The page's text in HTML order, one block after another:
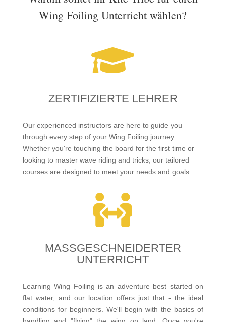
Wing Foiling Unterricht wählen?

ZERTIFIZIERTE LEHRER
Our experienced instructors are here to guide you
through every step of your Wing Foiling journey.
Whether you're touching the board for the first time or
looking to master wave riding and tricks, our tailored
courses are designed to meet your needs and goals.

MASSGESCHNEIDERTER U
NTERRICHT
Learning Wing Foiling is an adventure best started on
flat water, and our location offers just that - the ideal
conditions for beginners. We'll begin with the basics of